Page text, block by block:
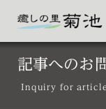
記事へのお
Inquiry for article